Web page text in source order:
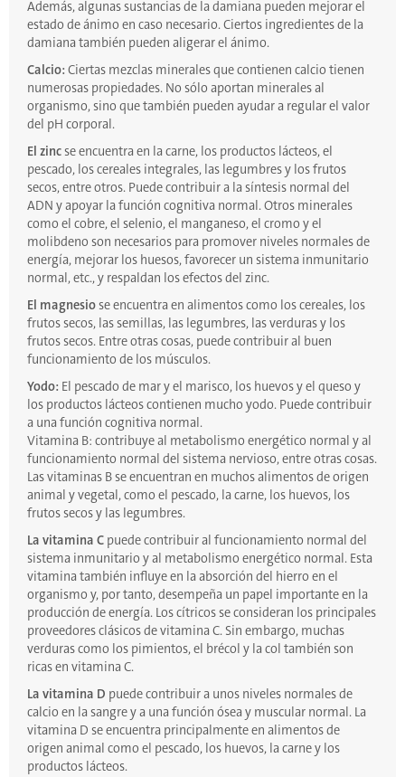
Además, algunas sustancias de la damiana pueden mejorar el
estado de ánimo en caso necesario. Ciertos ingredientes de la
damiana también pueden aligerar el ánimo.
Calcio: Ciertas mezclas minerales que contienen calcio tienen
numerosas propiedades. No sólo aportan minerales al
organismo, sino que también pueden ayudar a regular el valor
del pH corporal.
El zincse encuentra en la carne, los productos lácteos, el
pescado, los cereales integrales, las legumbres y los frutos
secos, entre otros. Puede contribuir a la síntesis normal del
ADN y apoyar la función cognitiva normal. Otros minerales
como el cobre, el selenio, el manganeso, el cromo y el
molibdeno son necesarios para promover niveles normales de
energía, mejorar los huesos, favorecer un sistema inmunitario
normal, etc., y respaldan los efectos del zinc.
El magnesiose encuentra en alimentos como los cereales, los
frutos secos, las semillas, las legumbres, las verduras y los
frutos secos. Entre otras cosas, puede contribuir al buen
funcionamiento de los músculos.
Yodo: El pescado de mar y el marisco, los huevos y el queso y
los productos lácteos contienen mucho yodo. Puede contribuir
a una función cognitiva normal.
Vitamina B: contribuye al metabolismo energético normal y al
funcionamiento normal del sistema nervioso, entre otras cosas.
Las vitaminas B se encuentran en muchos alimentos de origen
animal y vegetal, como el pescado, la carne, los huevos, los
frutos secos y las legumbres.
La vitamina C puede contribuir al funcionamiento normal del
sistema inmunitario y al metabolismo energético normal. Esta
vitamina también influye en la absorción del hierro en el
organismo y, por tanto, desempeña un papel importante en la
producción de energía. Los cítricos se consideran los principales
proveedores clásicos de vitamina C. Sin embargo, muchas
verduras como los pimientos, el brécol y la col también son
ricas en vitamina C.
La vitamina D puede contribuir a unos niveles normales de
calcio en la sangre y a una función ósea y muscular normal. La
vitamina D se encuentra principalmente en alimentos de
origen animal como el pescado, los huevos, la carne y los
productos lácteos.